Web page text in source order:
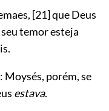
[21]que Deus
temor esteja
Moysés, porém, se
estava.